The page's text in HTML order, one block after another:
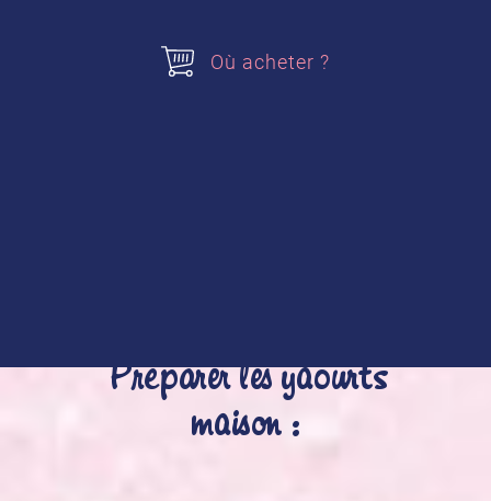
Préparer les yaourts
maison :
Où acheter ?